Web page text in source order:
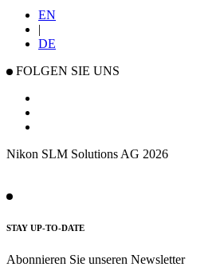
EN
|
DE
FOLGEN SIE UNS
Nikon SLM Solutions AG 2026
STAY UP-TO-DATE
Abonnieren Sie unseren Newsletter